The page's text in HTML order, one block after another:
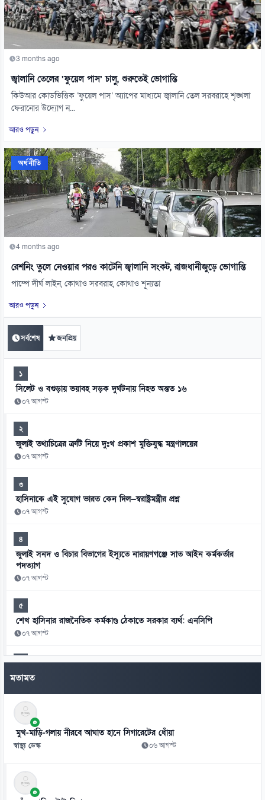
3 months ago
জ্বালানি তেলের ‘ফুয়েল পাস’ চালু, শুরুতেই ভোগান্তি
কিউআর কোডভিত্তিক ‘ফুয়েল পাস’ অ্যাপের মাধ্যমে জ্বালানি তেল সরবরাহে শৃঙ্খলা
ফেরানোর উদ্যোগ ন...
আরও পড়ুন
অর্থনীতি
4 months ago
রেশনিং তুলে নেওয়ার পরও কাটেনি জ্বালানি সংকট, রাজধানীজুড়ে ভোগান্তি
পাম্পে দীর্ঘ লাইন, কোথাও সরবরাহ, কোথাও শূন্যতা
আরও পড়ুন
সর্বশেষ জনপ্রিয়
১
সিলেট ও বগুড়ায় ভয়াবহ সড়ক দুর্ঘটনায় নিহত অন্তত ১৬
০৭ আগস্ট
২
জুলাই তথ্যচিত্রের ত্রুটি নিয়ে দুঃখ প্রকাশ মুক্তিযুদ্ধ মন্ত্রণালয়ের
০৭ আগস্ট
৩
হাসিনাকে এই সুযোগ ভারত কেন দিল—স্বরাষ্ট্রমন্ত্রীর প্রশ্ন
০৭ আগস্ট
৪
জুলাই সনদ ও বিচার বিভাগের ইস্যুতে নারায়ণগঞ্জে সাত আইন কর্মকর্তার
পদত্যাগ
০৭ আগস্ট
৫
শেখ হাসিনার রাজনৈতিক কর্মকাণ্ড ঠেকাতে সরকার ব্যর্থ: এনসিপি
০৭ আগস্ট
৬
দিল্লিতে হাসিনার বক্তব্যে সম্পর্কের ভবিষ্যৎ নিয়ে উদ্বেগ: শামা ওবায়েদ
৭
মানবতাবিরোধী অপরাধের খসড়া তদন্তে জাফর ইকবালসহ চারজনের নাম
০৭ আগস্ট
৮
চার বিভাগ ও মন্ত্রণালয়ে নতুন সচিব নিয়োগ ও পদায়ন
মতামত
মুখ-মাড়ি-গলায় নীরবে আঘাত হানে সিগারেটের ধোঁয়া
স্বাস্থ্য ডেস্ক ০৬ আগস্ট